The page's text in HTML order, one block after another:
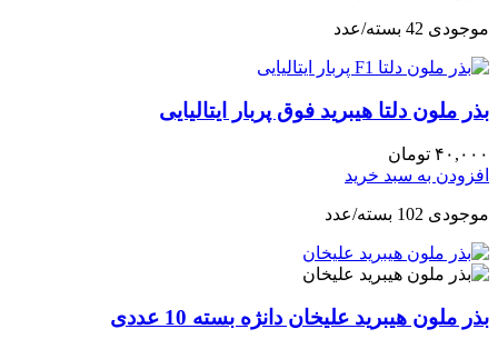
موجودی 42 بسته/عدد
بذر ملون دلتا هیبرید فوق پربار ایتالیایی
۴۰,۰۰۰ تومان
افزودن به سبد خرید
موجودی 102 بسته/عدد
بذر ملون هیبرید علیخان دانژه بسته 10 عددی